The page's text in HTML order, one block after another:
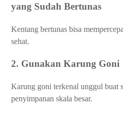
yang Sudah Bertunas
Kentang bertunas bisa
sehat.
2. Gunakan Karung Goni
Karung goni terkenal unggul buat
penyimpanan skala besar.